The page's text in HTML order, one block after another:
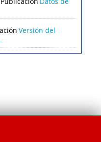
Versión del